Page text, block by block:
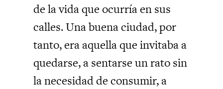
de la vida que ocurría en sus
calles. Una buena ciudad, por
tanto, era aquella que invitaba a
quedarse, a sentarse un rato sin
la necesidad de consumir, a